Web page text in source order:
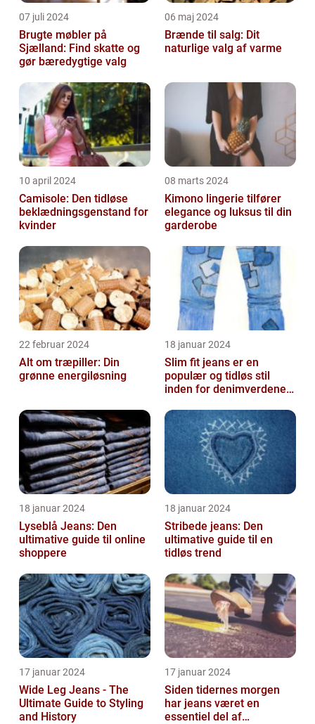
07 juli 2024
Brugte møbler på
Sjælland: Find skatte og
gør bæredygtige valg
06 maj 2024
Brænde til salg: Dit
naturlige valg af varme
10 april 2024
Camisole: Den tidløse
beklædningsgenstand for
kvinder
08 marts 2024
Kimono lingerie tilfører
elegance og luksus til din
garderobe
22 februar 2024
Alt om træpiller: Din
grønne energiløsning
18 januar 2024
Slim fit jeans er en
populær og tidløs stil
inden for denimverdenen,
pasform o...
18 januar 2024
Lyseblå Jeans: Den
ultimative guide til online
shoppere
18 januar 2024
Stribede jeans: Den
ultimative guide til en
tidløs trend
17 januar 2024
Wide Leg Jeans - The
Ultimate Guide to Styling
and History
17 januar 2024
Siden tidernes morgen
har jeans været en
essentiel del af